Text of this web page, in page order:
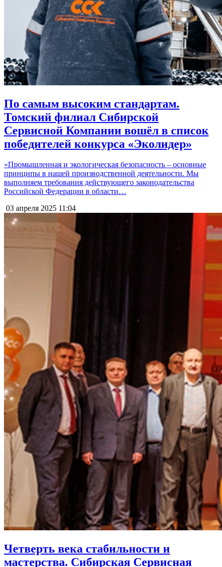
По самым высоким стандартам.
Томский филиал Сибирской
Сервисной Компании вошёл в список
победителей конкурса «Эколидер»
«Промышленная и экологическая безопасность – основные
принципы в нашей производственной деятельности. Мы
выполняем требования действующего законодательства
Российской Федерации в области…
03 апреля 2025 11:04
Четверть века стабильности и
мастерства. Сибирская Сервисная